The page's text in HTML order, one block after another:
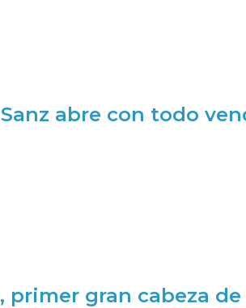
abre con todo
primer gran cabeza